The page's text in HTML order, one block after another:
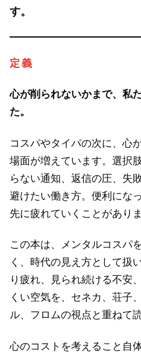
す。
定義
心が削られないかまで、私
た。
コスパやタイパの次に、心
場面が増えています。選択
らない通知、返信の圧、失
避けたい働き方。便利にな
先に疲れていくことがありま
この本は、メンタルコスパ
く、時代の見え方として扱
り疲れ、見られ続ける不安
くい空気を、セネカ、荘子
ル、フロムの視点と重ねて
心のコストを考えること自